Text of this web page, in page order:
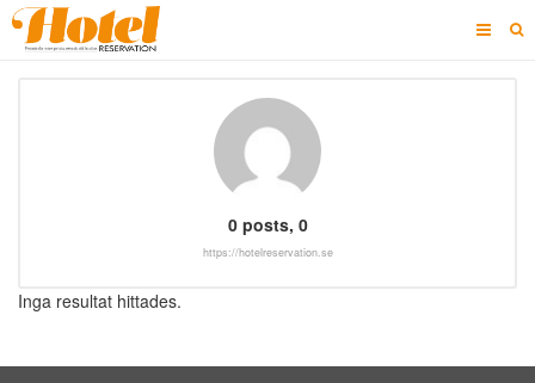
0 posts, 0kommentarer
https://hotelreservation.se
Inga resultat hittades.